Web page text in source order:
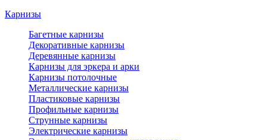
Карнизы
Багетные карнизы
Декоративные карнизы
Деревянные карнизы
Карнизы для эркера и арки
Карнизы потолочные
Металлические карнизы
Пластиковые карнизы
Профильные карнизы
Струнные карнизы
Электрические карнизы